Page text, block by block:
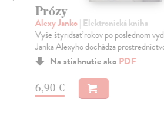
Prózy
Alexy Janko| Elektronická kniha
Vyše štyridsať rokov po poslednom
Janka Alexyho dochádza
Na stiahnutie ako PDF
6,90 €